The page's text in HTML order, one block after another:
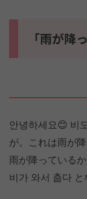
「雨が降
안녕하세요😊 비
が。これは雨が
雨が降っている
비가 와서 춥다 と